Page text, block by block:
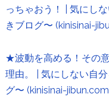
っちゃおう！ | 気にし
きブログ〜 (kinisinai-
★波動を高める！その
理由。 | 気にしない自
グ〜 (kinisinai-